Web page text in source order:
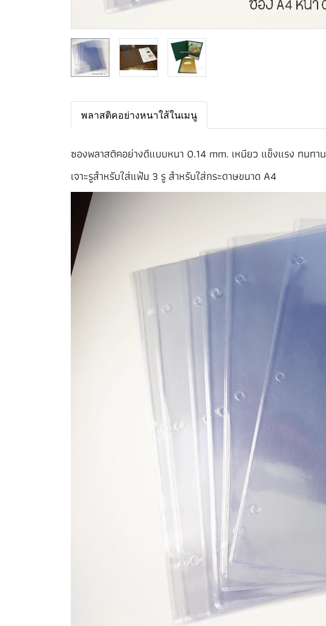
พลาสติคอย่างหนาใส้ในเมนู
ซองพลาสติคอย่างดีแบบหนา 0.14 mm. เหนียว แข็งแรง ทนทาน
เจาะรูสำหรับใส่แฟ้ม 3 รู สำหรับใส่กระดาษขนาด A4